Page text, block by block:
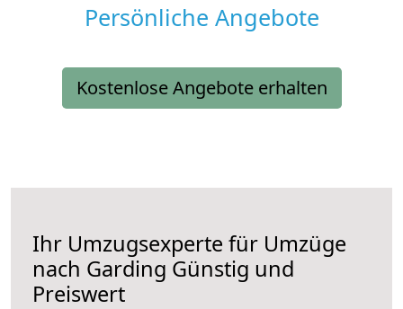
Persönliche Angebote
Kostenlose Angebote erhalten
Ihr Umzugsexperte für Umzüge
nach Garding Günstig und
Preiswert